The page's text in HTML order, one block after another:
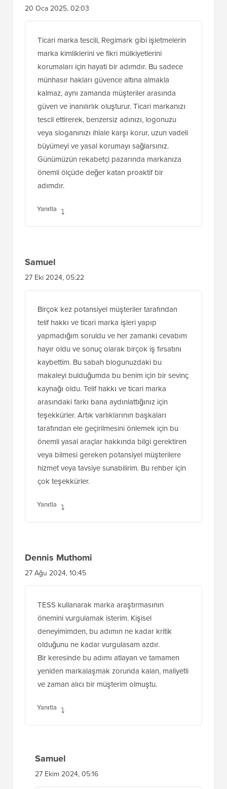
20 Oca 2025, 02:03
Ticari marka tescili, Regimark gibi işletmelerin
marka kimliklerini ve fikri mülkiyetlerini
korumaları için hayati bir adımdır. Bu sadece
münhasır hakları güvence altına almakla
kalmaz, aynı zamanda müşteriler arasında
güven ve inanılırlık oluşturur. Ticari markanızı
tescil ettirerek, benzersiz adınızı, logonuzu
veya sloganınızı ihlale karşı korur, uzun vadeli
büyümeyi ve yasal korumayı sağlarsınız.
Günümüzün rekabetçi pazarında markanıza
önemli ölçüde değer katan proaktif bir
adımdır.
Yanıtla
Samuel
27 Eki 2024, 05:22
Birçok kez potansiyel müşteriler tarafından
telif hakkı ve ticari marka işleri yapıp
yapmadığım soruldu ve her zamanki cevabım
hayır oldu ve sonuç olarak birçok iş fırsatını
kaybettim. Bu sabah blogunuzdaki bu
makaleyi bulduğumda bu benim için bir sevinç
kaynağı oldu. Telif hakkı ve ticari marka
arasındaki farkı bana aydınlattığınız için
teşekkürler. Artık varlıklarının başkaları
tarafından ele geçirilmesini önlemek için bu
önemli yasal araçlar hakkında bilgi gerektiren
veya bilmesi gereken potansiyel müşterilere
hizmet veya tavsiye sunabilirim. Bu rehber için
çok teşekkürler.
Yanıtla
Dennis Muthomi
27 Ağu 2024, 10:45
TESS kullanarak marka araştırmasının
önemini vurgulamak isterim. Kişisel
deneyimimden, bu adımın ne kadar kritik
olduğunu ne kadar vurgulasam azdır.
Bir keresinde bu adımı atlayan ve tamamen
yeniden markalaşmak zorunda kalan, maliyetli
ve zaman alıcı bir müşterim olmuştu.
Yanıtla
Samuel
27 Ekim 2024, 05:16